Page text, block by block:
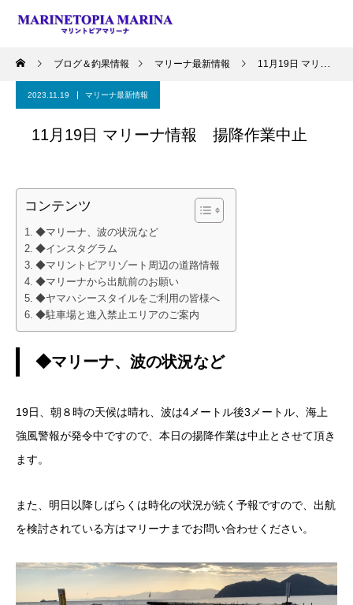
ブログ＆釣果情報 マリーナ最新情報 11月19日 マリーナ情報 揚降作業中止
2023.11.19 マリーナ最新情報
11月19日 マリーナ情報 揚降作業中止
コンテンツ
◆マリーナ、波の状況など
◆インスタグラム
◆マリントピアリゾート周辺の道路情報
◆マリーナから出航前のお願い
◆ヤマハシースタイルをご利用の皆様へ
◆駐車場と進入禁止エリアのご案内
◆マリーナ、波の状況など
19日、朝８時の天候は晴れ、波は4メートル後3メートル、海上
強風警報が発令中ですので、本日の揚降作業は中止とさせて頂き
ます。
また、明日以降しばらくは時化の状況が続く予報ですので、出航
を検討されている方はマリーナまでお問い合わせください。